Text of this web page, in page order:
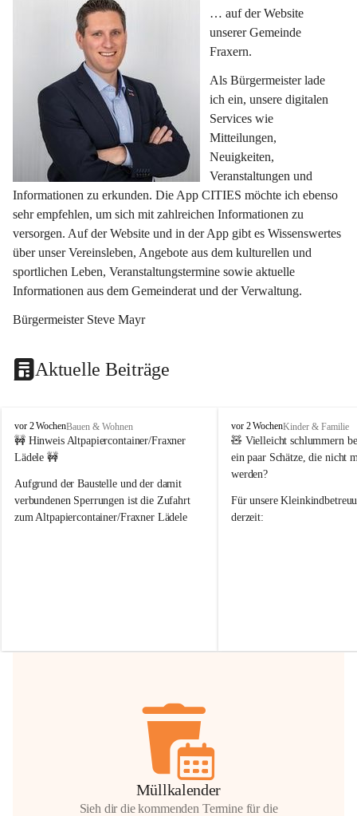
… auf der Website
unserer Gemeinde
Fraxern.
Als Bürgermeister lade
ich ein, unsere digitalen
Services wie
Mitteilungen,
Neuigkeiten,
Veranstaltungen und
Informationen zu erkunden. Die App CITIES möchte ich ebenso
sehr empfehlen, um sich mit zahlreichen Informationen zu
versorgen. Auf der Website und in der App gibt es Wissenswertes
über unser Vereinsleben, Angebote aus dem kulturellen und
sportlichen Leben, Veranstaltungstermine sowie aktuelle
Informationen aus dem Gemeinderat und der Verwaltung.
Bürgermeister Steve Mayr
Aktuelle Beiträge
F
r
a
e
r
n
vor 2 WochenBauen & Wohnen
🚧 Hinweis Altpapiercontainer/Fraxner
Lädele 🚧
Aufgrund der Baustelle und der damit
verbundenen Sperrungen ist die Zufahrt
zum Altpapiercontainer/Fraxner Lädele
Hilfsbereitschaft!
F
r
a
x
r
n
vor 2 WochenKinder & Familie
🧸 Vielleicht schlummern
ein paar Schätze, die nicht
werden?
Für unsere
derzeit:
Müllkalender
Sieh dir die kommenden Termine für die